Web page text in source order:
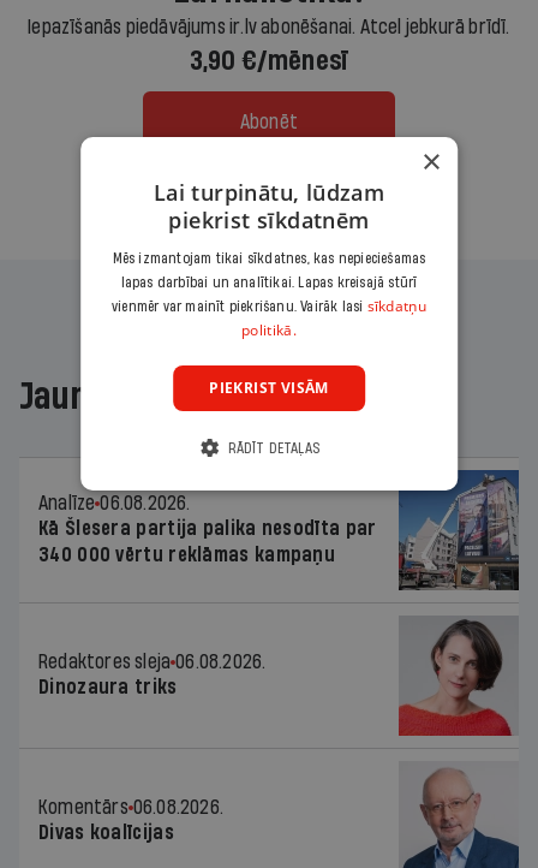
Iepazīšanās piedāvājums ir.lv abonēšanai. Atcel jebkurā brīdī.
3,90 €/mēnesī
Abonēt
Citas abonēšanas iespējas meklē šeit
Jaunākajā žurnālā
Analīze 06.08.2026.
Kā Šlesera partija palika nesodīta par
340 000 vērtu reklāmas kampaņu
Redaktores sleja 06.08.2026.
Dinozaura triks
Komentārs 06.08.2026.
Divas koalīcijas
×
Lai turpinātu, lūdzam
piekrist sīkdatnēm
Mēs izmantojam tikai sīkdatnes, kas nepieciešamas
lapas darbībai un analītikai. Lapas kreisajā stūrī
vienmēr var mainīt piekrišanu. Vairāk lasi sīkdatņu
politikā.
PIEKRIST VISĀM
RĀDĪT DETAĻAS